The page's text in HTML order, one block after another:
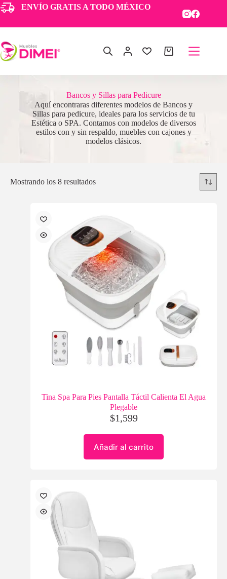
ENVÍO GRATIS A TODO MÉXICO
Bancos y Sillas para Pedicure
Aquí encontraras diferentes modelos de Bancos y
Sillas para pedicure, ideales para los servicios de tu
Estética o SPA. Contamos con modelos de diversos
estilos con y sin respaldo, muebles con cajones y
modelos clásicos.
Mostrando los 8 resultados
Tina Spa Para Pies Pantalla Táctil Calienta El Agua
Plegable
$1,599
Añadir al carrito